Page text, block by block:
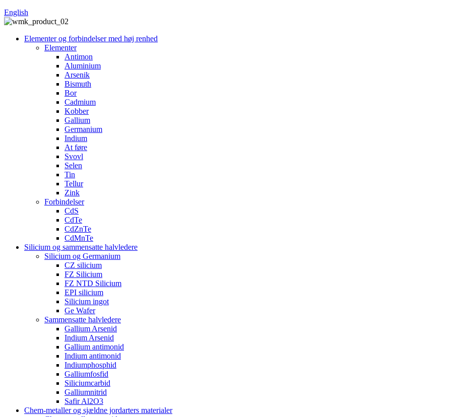
English
Elementer og forbindelser med høj renhed
Elementer
Antimon
Aluminium
Arsenik
Bismuth
Bor
Cadmium
Kobber
Gallium
Germanium
Indium
At føre
Svovl
Selen
Tin
Tellur
Zink
Forbindelser
CdS
CdTe
CdZnTe
CdMnTe
Silicium og sammensatte halvledere
Silicium og Germanium
CZ silicium
FZ Silicium
FZ NTD Silicium
EPI silicium
Silicium ingot
Ge Wafer
Sammensatte halvledere
Gallium Arsenid
Indium Arsenid
Gallium antimonid
Indium antimonid
Indiumphosphid
Galliumfosfid
Siliciumcarbid
Galliumnitrid
Safir Al2O3
Chem-metaller og sjældne jordarters materialer